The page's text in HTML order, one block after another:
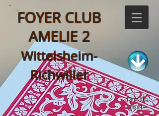
FOYER CLUB
AMELIE 2
Wittelsheim-
Richwiller
Bas de
page